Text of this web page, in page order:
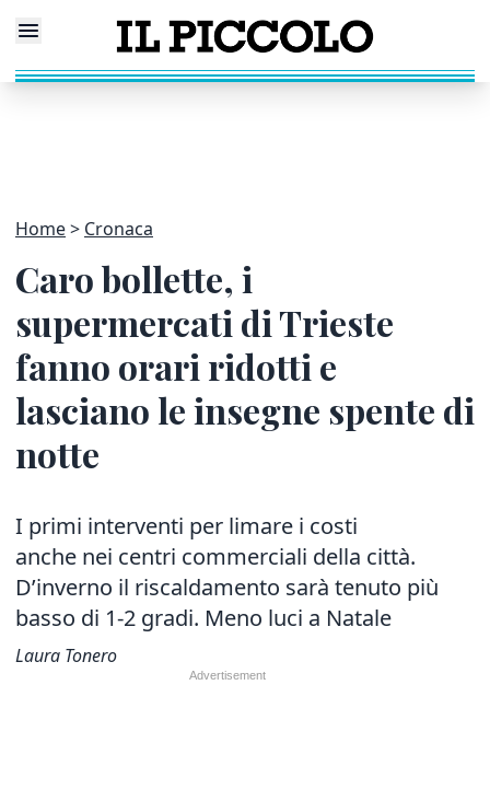
Home Cronaca
Caro bollette, i
supermercati di Trieste
fanno orari ridotti e
lasciano le insegne spente di
notte
I primi interventi per limare i costi
anche nei centri commerciali della città.
D’inverno il riscaldamento sarà tenuto più
basso di 1-2 gradi. Meno luci a Natale
Laura Tonero